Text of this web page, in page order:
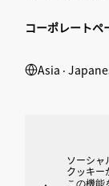
コーポレートペ
Asia ‧
ソーシャ
クッキー